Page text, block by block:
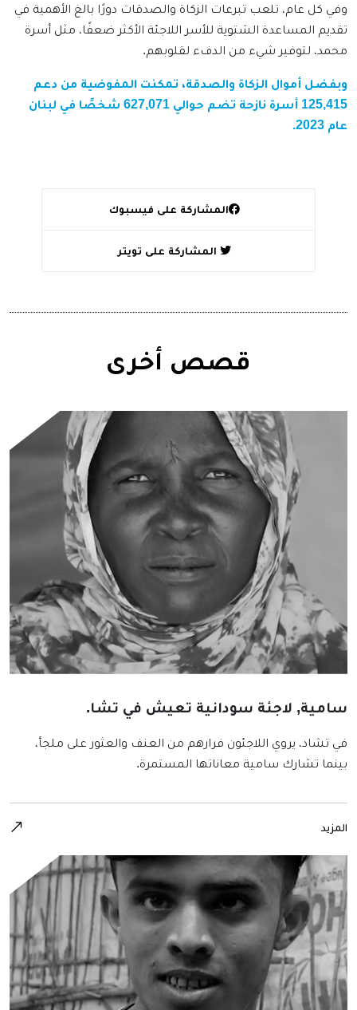
وفي كل عام، تلعب تبرعات الزكاة والصدقات دورًا بالغ الأهمية في
تقديم المساعدة الشتوية للأسر اللاجئة الأكثر ضعفًا، مثل أسرة
محمد، لتوفير شيء من الدفء لقلوبهم.
وبفضل أموال الزكاة والصدقة، تمكنت المفوضية من دعم
125,415 أسرة نازحة تضم حوالي 627,071 شخصًا في لبنان
عام 2023.
المشاركة على فيسبوك
المشاركة على تويتر
قصص أخرى
سامية, لاجئة سودانية تعيش في تشا.
في تشاد، يروي اللاجئون فرارهم من العنف والعثور على ملجأ،
بينما تشارك سامية معاناتها المستمرة.
المزيد